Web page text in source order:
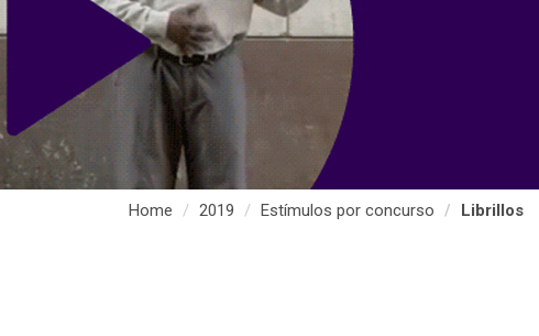
Home 2019 Estímulos por concurso Librillos